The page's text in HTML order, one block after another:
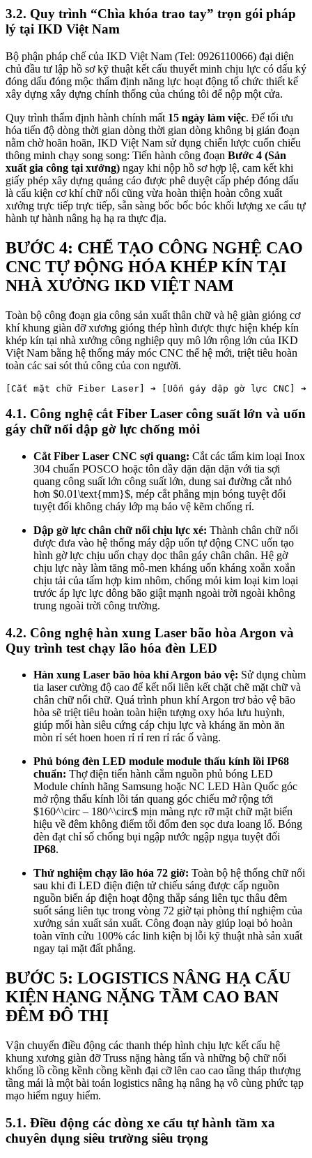
3.2. Quy trình “Chìa khóa trao tay” trọn gói pháp
lý tại IKD Việt Nam
Bộ phận pháp chế của IKD Việt Nam (Tel: 0926110066) đại diện
chủ đầu tư lập hồ sơ kỹ thuật kết cấu thuyết minh chịu lực có dấu ký
đóng dấu đóng mộc thẩm định năng lực hoạt động tổ chức thiết kế
xây dựng xây dựng chính thống của chúng tôi để nộp một cửa.
Quy trình thẩm định hành chính mất 15 ngày làm việc. Để tối ưu
hóa tiến độ dòng thời gian dòng thời gian dòng không bị gián đoạn
nằm chờ hoãn hoãn, IKD Việt Nam sử dụng chiến lược cuốn chiếu
thông minh chạy song song: Tiến hành công đoạn Bước 4 (Sản
xuất gia công tại xưởng) ngay khi nộp hồ sơ hợp lệ, cam kết khi
giấy phép xây dựng quảng cáo được phê duyệt cấp phép đóng dấu
là cấu kiện cơ khí chữ nổi cũng vừa hoàn thiện hoàn công xuất
xưởng trực tiếp trực tiếp, sẵn sàng bốc bốc bóc khối lượng xe cẩu tự
hành tự hành nâng hạ hạ ra thực địa.
BƯỚC 4: CHẾ TẠO CÔNG NGHỆ CAO
CNC TỰ ĐỘNG HÓA KHÉP KÍN TẠI
NHÀ XƯỞNG IKD VIỆT NAM
Toàn bộ công đoạn gia công sản xuất thân chữ và hệ giàn gióng cơ
khí khung giàn đỡ xương gióng thép hình được thực hiện khép kín
khép kín tại nhà xưởng công nghiệp quy mô lớn rộng lớn của IKD
Việt Nam bằng hệ thống máy móc CNC thế hệ mới, triệt tiêu hoàn
toàn các sai sót thủ công của con người.
4.1. Công nghệ cắt Fiber Laser công suất lớn và uốn
gáy chữ nổi dập gờ lực chống mỏi
Cắt Fiber Laser CNC sợi quang: Cắt các tấm kim loại Inox
304 chuẩn POSCO hoặc tôn dầy dặn dặn dặn với tia sợi
quang công suất lớn công suất lớn, dung sai đường cắt nhỏ
hơn $0.01\text{mm}$, mép cắt phẳng mịn bóng tuyệt đối
tuyệt đối không cháy lớp mạ bảo vệ kẽm chống rỉ.
Dập gờ lực chân chữ nổi chịu lực xé: Thành chân chữ nổi
được đưa vào hệ thống máy dập uốn tự động CNC uốn tạo
hình gờ lực chịu uốn chạy dọc thân gáy chân chân. Hệ gờ
chịu lực này làm tăng mô-men kháng uốn kháng xoắn xoắn
chịu tải của tấm hợp kim nhôm, chống mỏi kim loại kim loại
trước áp lực lực dông bão giật mạnh ngoài trời ngoài không
trung ngoài trời công trường.
4.2. Công nghệ hàn xung Laser bão hòa Argon và
Quy trình test chạy lão hóa đèn LED
Hàn xung Laser bão hòa khí Argon bảo vệ: Sử dụng chùm
tia laser cường độ cao để kết nối liên kết chặt chẽ mặt chữ và
chân chữ nổi chữ. Quá trình phun khí Argon trơ bảo vệ bão
hòa sẽ triệt tiêu hoàn toàn hiện tượng oxy hóa lưu huỳnh,
giúp mối hàn siêu cứng cáp chịu lực và kháng ăn mòn ăn
mòn rỉ sét hoen hoen rỉ rỉ ren rỉ rác ố vàng.
Phủ bóng đèn LED module module thấu kính lồi IP68
chuẩn: Thợ điện tiến hành cắm nguồn phủ bóng LED
Module chính hãng Samsung hoặc NC LED Hàn Quốc góc
mở rộng thấu kính lồi tán quang góc chiếu mở rộng tới
$160^\circ – 180^\circ$ mịn màng rực rỡ mặt chữ mặt biển
hiệu về đêm không điểm tối đốm đen sọc dưa loang lổ. Bóng
đèn đạt chỉ số chống bụi ngập nước ngập ngụa tuyệt đối
IP68.
Thử nghiệm chạy lão hóa 72 giờ: Toàn bộ hệ thống chữ nổi
sau khi đi LED điện điện tử chiếu sáng được cấp nguồn
nguồn biến áp điện hoạt động thắp sáng liên tục thâu đêm
suốt sáng liên tục trong vòng 72 giờ tại phòng thí nghiệm của
xưởng sản xuất sản xuất. Công đoạn này giúp loại bỏ hoàn
toàn vĩnh cửu 100% các linh kiện bị lỗi kỹ thuật nhà sản xuất
ngay tại mặt đất phẳng.
BƯỚC 5: LOGISTICS NÂNG HẠ CẤU
KIỆN HẠNG NẶNG TẦM CAO BAN
ĐÊM ĐÔ THỊ
Vận chuyển điều động các thanh thép hình chịu lực kết cấu hệ
khung xương giàn đỡ Truss nặng hàng tấn và những bộ chữ nổi
khổng lồ cồng kềnh cồng kềnh đại cỡ lên cao cao tầng tháp thượng
tầng mái là một bài toán logistics nâng hạ nâng hạ vô cùng phức tạp
mạo hiểm nguy hiểm.
5.1. Điều động các dòng xe cẩu tự hành tầm xa
chuyên dụng siêu trường siêu trọng